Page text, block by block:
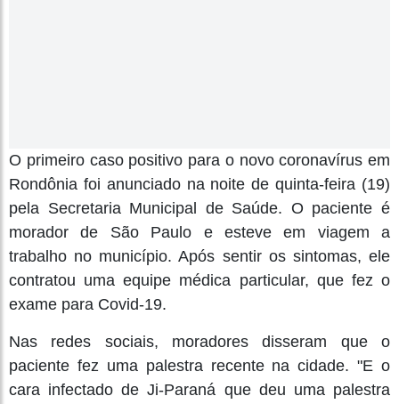
O primeiro caso positivo para o novo coronavírus em
Rondônia foi anunciado na noite de quinta-feira (19)
pela Secretaria Municipal de Saúde. O paciente é
morador de São Paulo e esteve em viagem a
trabalho no município. Após sentir os sintomas, ele
contratou uma equipe médica particular, que fez o
exame para Covid-19.
Nas redes sociais, moradores disseram que o
paciente fez uma palestra recente na cidade. "E o
cara infectado de Ji-Paraná que deu uma palestra